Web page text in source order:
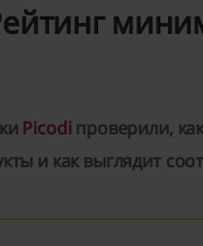
Picodiпроверили,
и как выглядит